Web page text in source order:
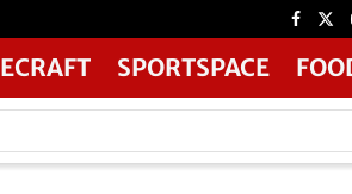
SPORTSPACE